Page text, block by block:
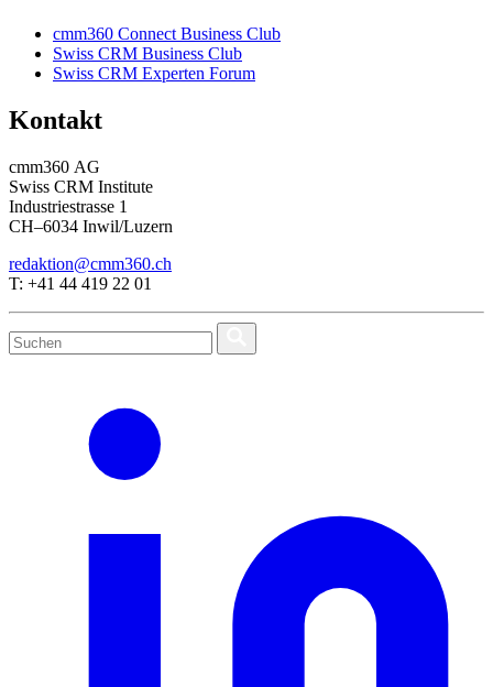
cmm360 Connect Business Club
Swiss CRM Business Club
Swiss CRM Experten Forum
Kontakt
cmm360 AG
Swiss CRM Institute
Industriestrasse 1
CH–6034 Inwil/Luzern
redaktion@cmm360.ch
T: +41 44 419 22 01